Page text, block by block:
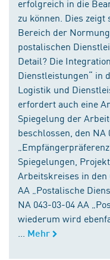
erfolgreich in die
zu können. Dies
Bereich der
postalischen
Detail? Die
Dienstleistungen“ in
Logistik und
erfordert auch eine
Spiegelung der
beschlossen, den NA
Spiegelungen,
Arbeitskreises in den
AA „Postalische
NA 043-03-04 AA
wiederum wird
Mehr